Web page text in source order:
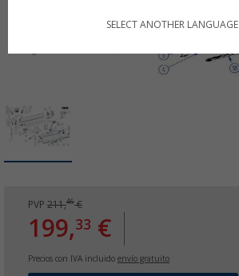
PVP 211,46€
199,33 €
Precios con IVA incluido envío gratuito
SELECT ANOTHER LANGUAGE